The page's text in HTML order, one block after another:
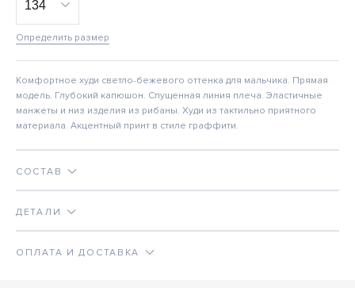
Определить размер
Комфортное худи светло-бежевого оттенка для мальчика. Прямая
модель. Глубокий капюшон. Спущенная линия плеча. Эластичные
манжеты и низ изделия из рибаны. Худи из тактильно приятного
материала. Акцентный принт в стиле граффити.
СОСТАВ
ДЕТАЛИ
ОПЛАТА И ДОСТАВКА